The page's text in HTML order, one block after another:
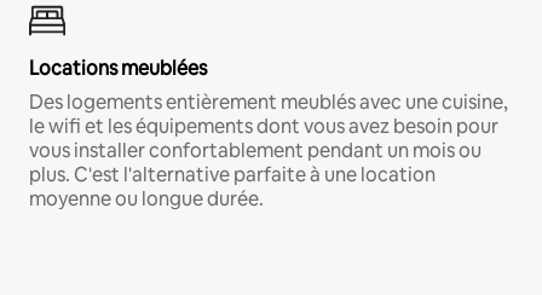
Locations meublées
Des logements entièrement meublés avec une cuisine,
le wifi et les équipements dont vous avez besoin pour
vous installer confortablement pendant un mois ou
plus. C'est l'alternative parfaite à une location
moyenne ou longue durée.